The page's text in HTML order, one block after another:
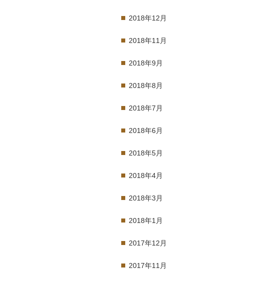
2018年12月
2018年11月
2018年9月
2018年8月
2018年7月
2018年6月
2018年5月
2018年4月
2018年3月
2018年1月
2017年12月
2017年11月